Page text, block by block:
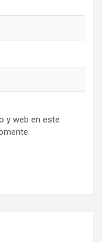
y web en este